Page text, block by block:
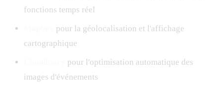
fonctions temps réel
pour la géolocalisation et l'affichage
cartographique
pour l'optimisation automatique des
images d'événements